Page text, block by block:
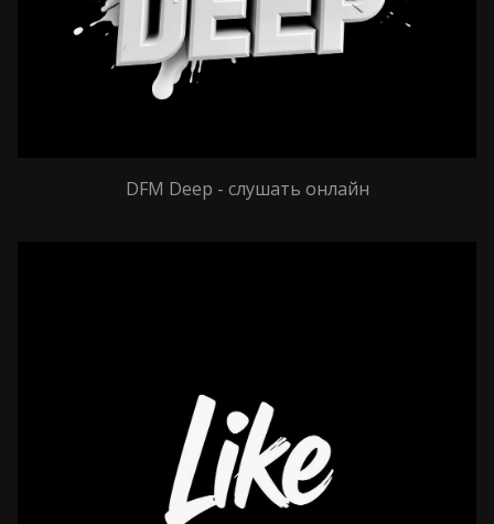
DFM Deep - слушать онлайн